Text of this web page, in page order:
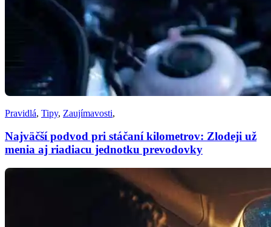
Pravidlá, Tipy, Zaujímavosti,
Najväčší podvod pri stáčaní kilometrov: Zlodeji už
menia aj riadiacu jednotku prevodovky